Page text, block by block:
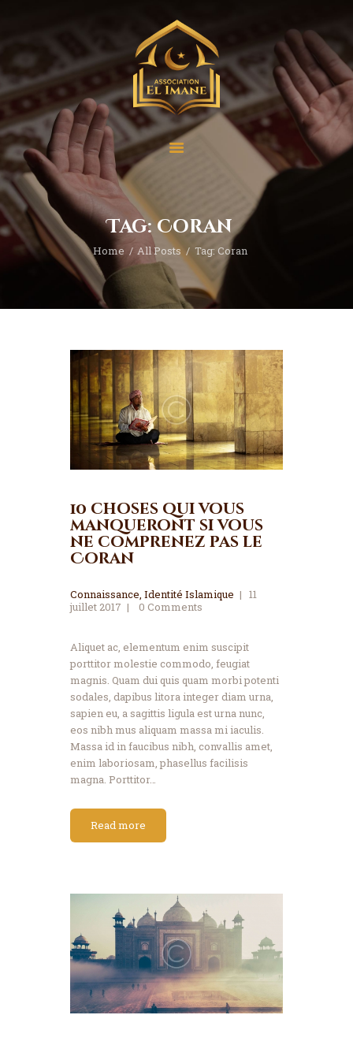
Tag: Coran
Home All Posts Tag: Coran
Accueil
Qui sommes-nous ?
Nos Projets
Nos activités
Contact
10 choses qui vous
manqueront si vous
ne comprenez pas le
Coran
Connaissance, Identité Islamique
11
juillet 2017
0 Comments
Aliquet ac, elementum enim suscipit
porttitor molestie commodo, feugiat
magnis. Quam dui quis quam morbi potenti
sodales, dapibus litora integer diam urna,
sapien eu, a sagittis ligula est urna nunc,
eos nibh mus aliquam massa mi iaculis.
Massa id in faucibus nibh, convallis amet,
enim laboriosam, phasellus facilisis
magna. Porttitor…
Read more